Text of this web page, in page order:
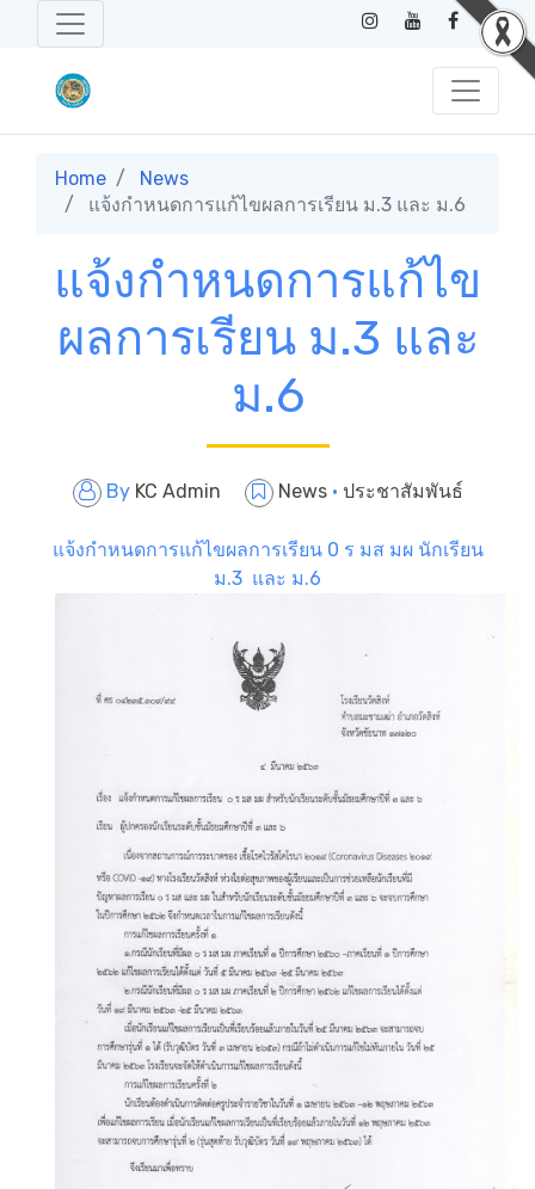
Home
News
แจ้งกำหนดการแก้ไขผลการเรียน ม.3 และ ม.6
แจ้งกำหนดการแก้ไข
ผลการเรียน ม.3 และ
ม.6
By KC Admin News · ประชาสัมพันธ์
แจ้งกำหนดการแก้ไขผลการเรียน 0 ร มส มผ นักเรียน
ม.3 และ ม.6